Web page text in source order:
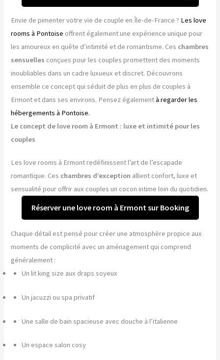
Envie de pimenter votre vie de couple en Île-de-France ? Les love
rooms à Pontoise offrent également une expérience unique pour
les amoureux en quête d’intimité et de romantisme. Ces chambres
sensuelles conçues pour les couples promettent des moments
inoubliables dans un cadre luxueux et discret. Découvrons
ensemble ce concept qui séduit de plus en plus de couples à
Ermont et dans ses environs. Pensez égalementà regarder les
hébergements à Pontoise.
Le concept de love room à Ermont : luxe et intimité pour les
couples
Les love rooms à Ermont redéfinissent l’art de l’escapade
romantique. Ces chambres d’exception allient confort, luxe et
sensualité pour offrir aux couples un cocon intime loin du quotidien.
Réserver une love room à Ermont sur Booking
Chaque détail est pensé pour créer une atmosphère propice aux
moments de complicité avec un aménagement qui comprend
généralement :
Un lit king size aux draps soyeux
Un jacuzzi ou spa privatif
Une salle de bain spacieuse avec douche à l’italienne
Un espace salon cosy